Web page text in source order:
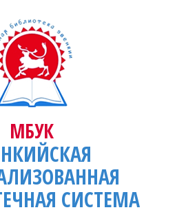
МБУК
СИСТЕМА